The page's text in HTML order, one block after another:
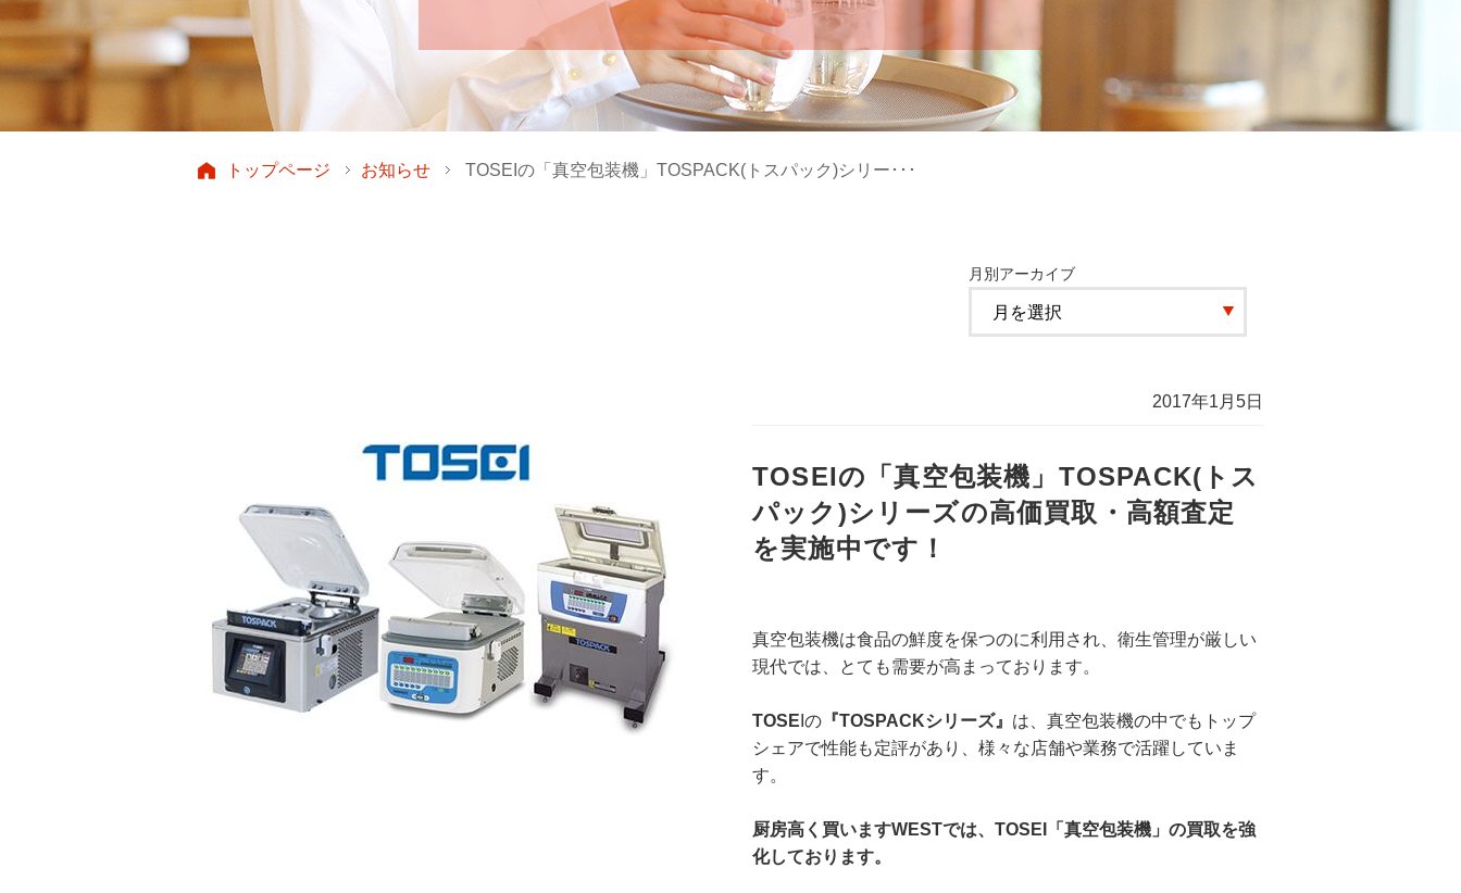
トップページ お知らせ TOSEIの「真空包装機」TOSPACK(トスパック)シリー･･･
月別アーカイブ
2017年1月5日
TOSEIの「真空包装機」TOSPACK(トス
パック)シリーズの高価買取・高額査定
を実施中です！
真空包装機は食品の鮮度を保つのに利用され、衛生管理が厳しい
現代では、とても需要が高まっております。
TOSE Iの 『TOSPACKシリーズ』 は、真空包装機の中でもトップ
シェアで性能も定評があり、様々な店舗や業務で活躍していま
す。
厨房高く買いますWESTでは、TOSEI「真空包装機」の買取を強
化しております。